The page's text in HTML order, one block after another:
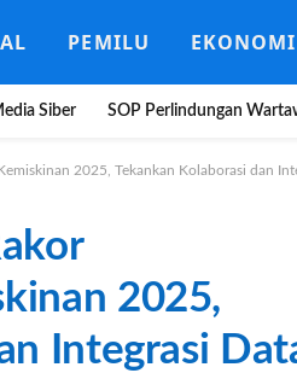
PEMILU EKONOMI
Siber SOP Perlindungan
2025, Tekankan Kolaborasi dan
2025,
Integrasi